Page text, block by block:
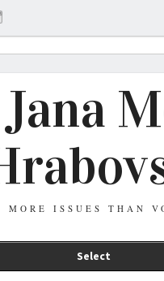
Jana
MORE ISSUES THAN
Select